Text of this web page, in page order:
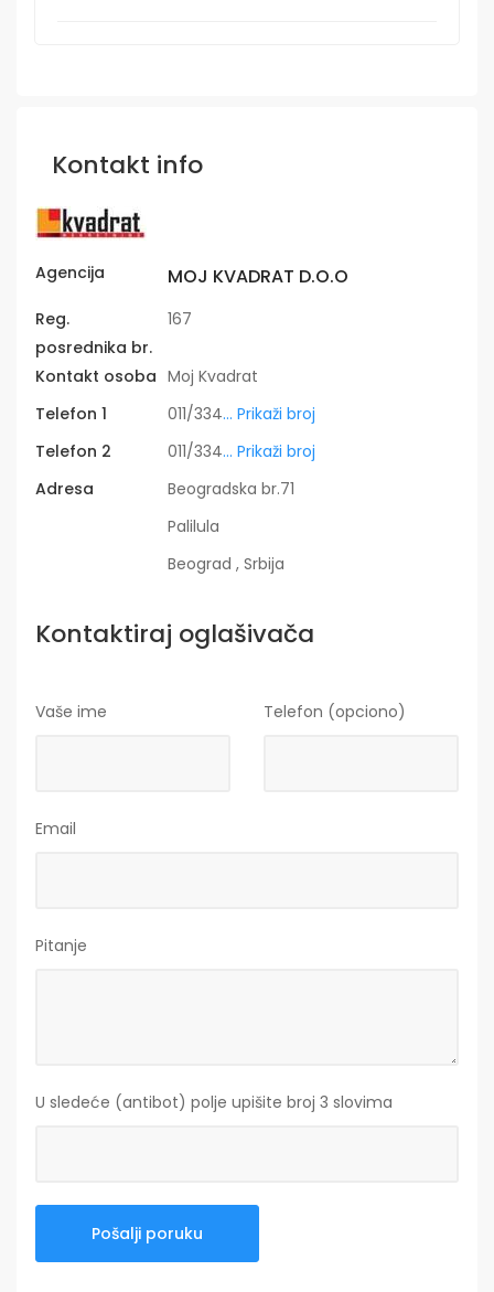
Kontakt info
Agencija MOJ KVADRAT D.O.O
Reg.
posrednika br.
167
Kontakt osoba Moj Kvadrat
Telefon 1
011/334... Prikaži broj
Telefon 2
011/334... Prikaži broj
Adresa
Beogradska br.71
Palilula
Beograd , Srbija
Kontaktiraj oglašivača
Vaše ime Telefon (opciono)
Email
Pitanje
U sledeće (antibot) polje upišite broj 3 slovima